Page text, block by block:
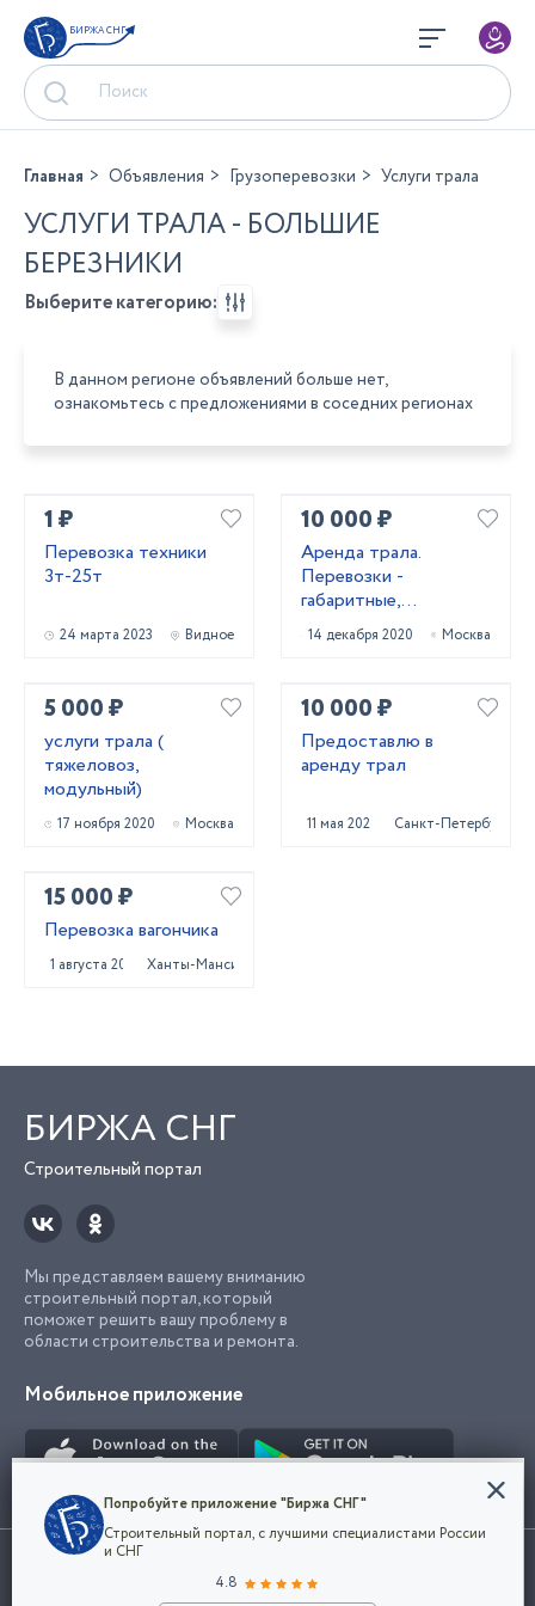
БИРЖА СНГ
Главная Объявления Грузоперевозки Услуги трала
УСЛУГИ ТРАЛА - БОЛЬШИЕ
БЕРЕЗНИКИ
Выберите категорию:
В данном регионе объявлений больше нет,
ознакомьтесь с предложениями в соседних регионах
1 ₽
Перевозка техники
3т-25т
24 марта 2023 Видное
10 000 ₽
Аренда трала.
Перевозки -
габаритные,
негабаритные
14 декабря 2020 Москва
5 000 ₽
услуги трала (
тяжеловоз,
модульный)
17 ноября 2020 Москва
10 000 ₽
Предоставлю в
аренду трал
11 мая 2023 Санкт-Петербург
15 000 ₽
Перевозка вагончика
1 августа 2024 Ханты-Мансийск
БИРЖА СНГ
Строительный портал
Мы представляем вашему вниманию
строительный портал, который
поможет решить вашу проблему в
области строительства и ремонта.
Мобильное приложение
Использование сайта, в том числе подача объявлений, означает
марки представленные на сайте являются собственностью их
Конфиденциальность
Мы используем файлы cookie, чтобы сделать
наш сайт удобным для каждого
Политикой конфиденциальности компании
Попробуйте приложение "Биржа СНГ"
Строительный портал, с лучшими специалистами России
и СНГ
4.8